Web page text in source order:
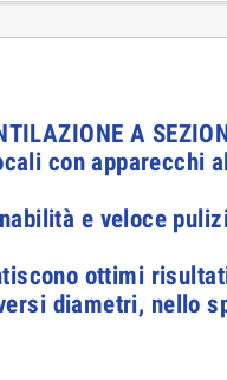
A
con apparecchi
e veloce
ottimi
diametri, nello